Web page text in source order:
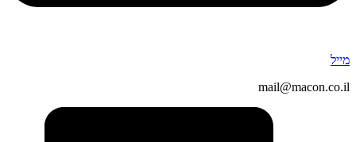
מייל
mail@macon.co.il